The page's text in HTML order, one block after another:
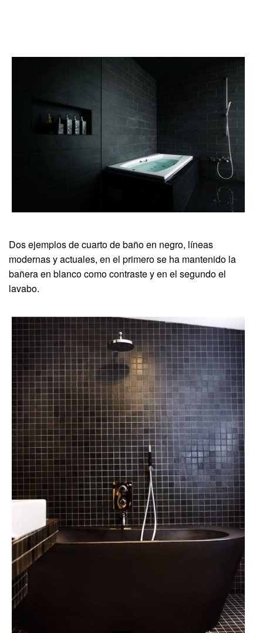
Dos ejemplos de cuarto de baño en negro, líneas
modernas y actuales, en el primero se ha mantenido la
bañera en blanco como contraste y en el segundo el
lavabo.